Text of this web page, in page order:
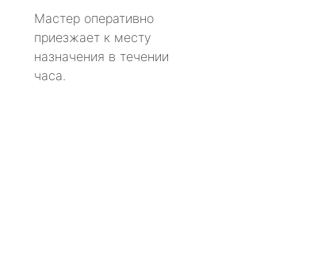
Мастер оперативно
приезжает к месту
назначения в течении
часа.